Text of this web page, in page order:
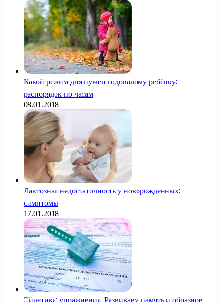
Какой режим дня нужен годовалому ребёнку:
распорядок по часам
08.01.2018
Лактозная недостаточность у новорожденных:
симптомы
17.01.2018
Эйдетика: упражнения. Развиваем память и образное